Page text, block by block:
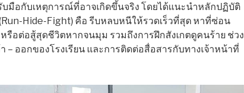
มือกับเหตุการณ์ที่อาจเกิดขึ้นจริง โดยได้แนะนำหลักปฏิบัติ
(Run-Hide-Fight) คือ รีบหลบหนีให้รวดเร็วที่สุด หาที่ซ่อน
หรือต่อสู้สุดชีวิตหากจนมุม รวมถึงการฝึกสังเกตดูคนร้าย ช่วง
– ออกของโรงเรียน และการติดต่อสื่อสารกับทางเจ้าหน้าที่